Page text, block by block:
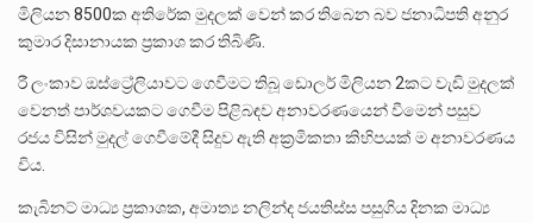
මිලියන 8500ක අතිරේක මුදලක් වෙන් කර තිබෙන බව ජනාධිපති අනුර
කුමාර දිසානායක ප්‍රකාශ කර තිබිණි.
රී ලංකාව ඔස්ට්‍රේලියාවට ගෙවීමට තිබූ ඩොලර් මිලියන 2කට වැඩි මුදලක්
වෙනත් පාර්ශවයකට ගෙවීම පිළිබඳව අනාවරණයෙන් වීමෙන් පසුව
රජය විසින් මුදල් ගෙවීමේදී සිදුව ඇති අක්‍රමිකතා කිහිපයක් ම අනාවරණය
විය.
කැබිනට් මාධ්‍ය ප්‍රකාශක, අමාත්‍ය නලින්ද ජයතිස්ස පසුගිය දිනක මාධ්‍ය